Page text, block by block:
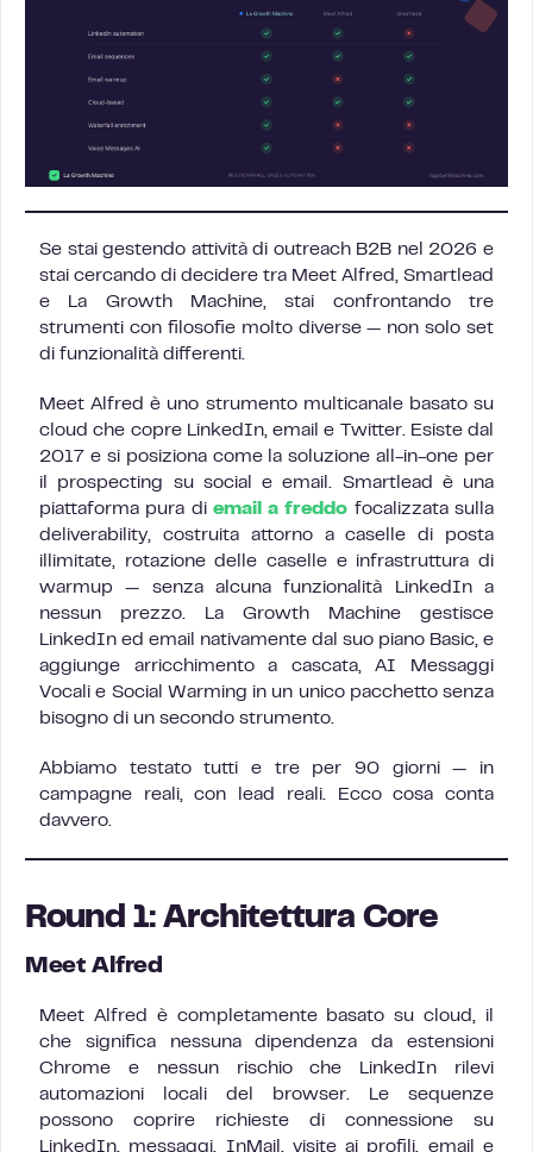
Se stai gestendo attività di outreach B2B nel 2026 e
stai cercando di decidere tra Meet Alfred, Smartlead
e La Growth Machine, stai confrontando tre
strumenti con filosofie molto diverse — non solo set
di funzionalità differenti.
Meet Alfred è uno strumento multicanale basato su
cloud che copre LinkedIn, email e Twitter. Esiste dal
2017 e si posiziona come la soluzione all-in-one per
il prospecting su social e email. Smartlead è una
piattaforma pura di email a freddo focalizzata sulla
deliverability, costruita attorno a caselle di posta
illimitate, rotazione delle caselle e infrastruttura di
warmup — senza alcuna funzionalità LinkedIn a
nessun prezzo. La Growth Machine gestisce
LinkedIn ed email nativamente dal suo piano Basic, e
aggiunge arricchimento a cascata, AI Messaggi
Vocali e Social Warming in un unico pacchetto senza
bisogno di un secondo strumento.
Abbiamo testato tutti e tre per 90 giorni — in
campagne reali, con lead reali. Ecco cosa conta
davvero.
Round 1: Architettura Core
Meet Alfred
Meet Alfred è completamente basato su cloud, il
che significa nessuna dipendenza da estensioni
Chrome e nessun rischio che LinkedIn rilevi
automazioni locali del browser. Le sequenze
possono coprire richieste di connessione su
LinkedIn, messaggi, InMail, visite ai profili, email e